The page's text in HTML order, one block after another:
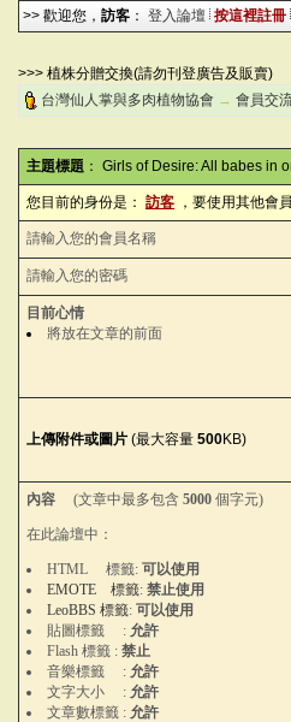
>> 歡迎您， 訪客 ： 登入論壇 按這裡註冊
>>> 植株分贈交換(請勿刊登廣告及販賣)
台灣仙人掌與多肉植物協會 → 會員交
主題標題 ： Girls of Desire: All babes in
您目前的身份是： 訪客 ，要使用其他會
請輸入您的會員名稱
請輸入您的密碼
目前心情
將放在文章的前面
上傳附件或圖片 (最大容量 500KB)
內容 (文章中最多包含 5000 個字元)
在此論壇中：
HTML 標籤: 可以使用
EMOTE 標籤: 禁止使用
LeoBBS 標籤: 可以使用
貼圖標籤 : 允許
Flash 標籤 : 禁止
音樂標籤 : 允許
文字大小 : 允許
文章數標籤 : 允許